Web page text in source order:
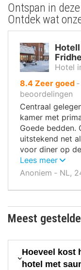
Ontspan in
Ontdek wat
Hotell
Hotel
8.4uit
10
,
Zeer goed ‐
beoordelingen
Centraal
kamer met
Goede bedden.
uitstekend net
voor diner op de
aankomstdag.
Lees meer
Anoniem ‐ NL,
Meest
Hoeveel kost
hotel met